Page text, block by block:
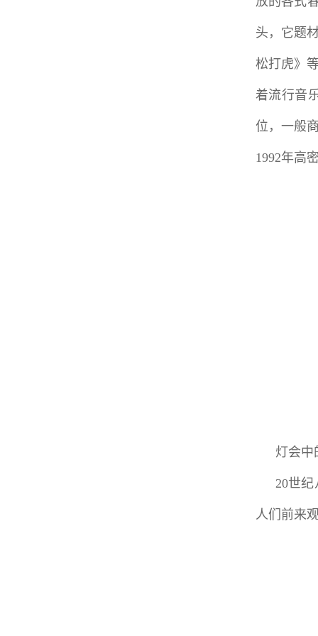
头，它题
松打虎》
着流行音
位，一般
1992年高
灯会中
20世
人们前来